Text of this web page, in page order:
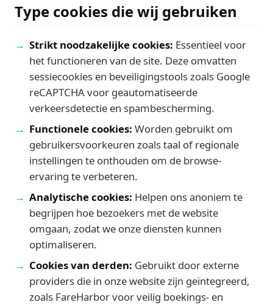
Type cookies die wij gebruiken
Strikt noodzakelijke cookies: Essentieel voor
het functioneren van de site. Deze omvatten
sessiecookies en beveiligingstools zoals Google
reCAPTCHA voor geautomatiseerde
verkeersdetectie en spambescherming.
Functionele cookies: Worden gebruikt om
gebruikersvoorkeuren zoals taal of regionale
instellingen te onthouden om de browse-
ervaring te verbeteren.
Analytische cookies: Helpen ons anoniem te
begrijpen hoe bezoekers met de website
omgaan, zodat we onze diensten kunnen
optimaliseren.
Cookies van derden: Gebruikt door externe
providers die in onze website zijn geïntegreerd,
zoals FareHarbor voor veilig boekings- en